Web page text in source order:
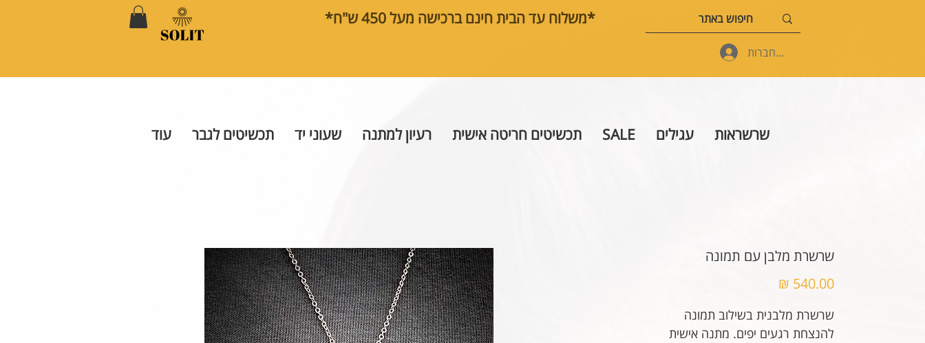
*משלוח עד הבית חינם ברכישה מעל 450 ש"ח*
להתחברות
שרשראות עגילים SALE תכשיטים חריטה אישית רעיון למתנה שעוני יד תכשיטים לגבר עוד
שרשרת מלבן עם תמונה
שרשרת מלבנית בשילוב תמונה
להנצחת רגעים יפים. מתנה אישית